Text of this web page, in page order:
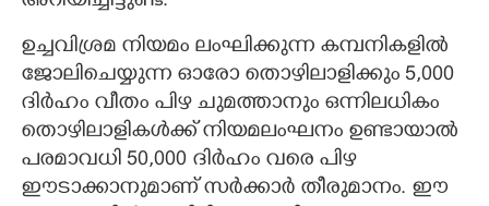
ഉച്ചവിശ്രമ നിയമം ലംഘിക്കുന്ന കമ്പനികളിൽ
ജോലിചെയ്യുന്ന ഓരോ തൊഴിലാളിക്കും 5,000
ദിർഹം വീതം പിഴ ചുമത്താനും ഒന്നിലധികം
തൊഴിലാളികൾക്ക് നിയമലംഘനം ഉണ്ടായാൽ
പരമാവധി 50,000 ദിർഹം വരെ പിഴ
ഈടാക്കാനുമാണ് സർക്കാർ തീരുമാനം. ഈ